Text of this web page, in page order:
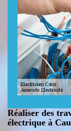
Réaliser des
électrique à